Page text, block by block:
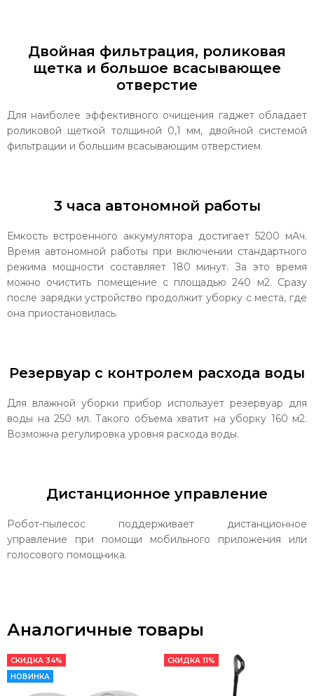
Двойная фильтрация, роликовая
щетка и большое всасывающее
отверстие
Для наиболее эффективного очищения гаджет обладает
роликовой щеткой толщиной 0,1 мм, двойной системой
фильтрации и большим всасывающим отверстием.
3 часа автономной работы
Емкость встроенного аккумулятора достигает 5200 мАч.
Время автономной работы при включении стандартного
режима мощности составляет 180 минут. За это время
можно очистить помещение с площадью 240 м2. Сразу
после зарядки устройство продолжит уборку с места, где
она приостановилась.
Резервуар с контролем расхода воды
Для влажной уборки прибор использует резервуар для
воды на 250 мл. Такого объема хватит на уборку 160 м2.
Возможна регулировка уровня расхода воды.
Дистанционное управление
Робот-пылесос поддерживает дистанционное
управление при помощи мобильного приложения или
голосового помощника.
Аналогичные товары
СКИДКА 34%
НОВИНКА
СКИДКА 11%